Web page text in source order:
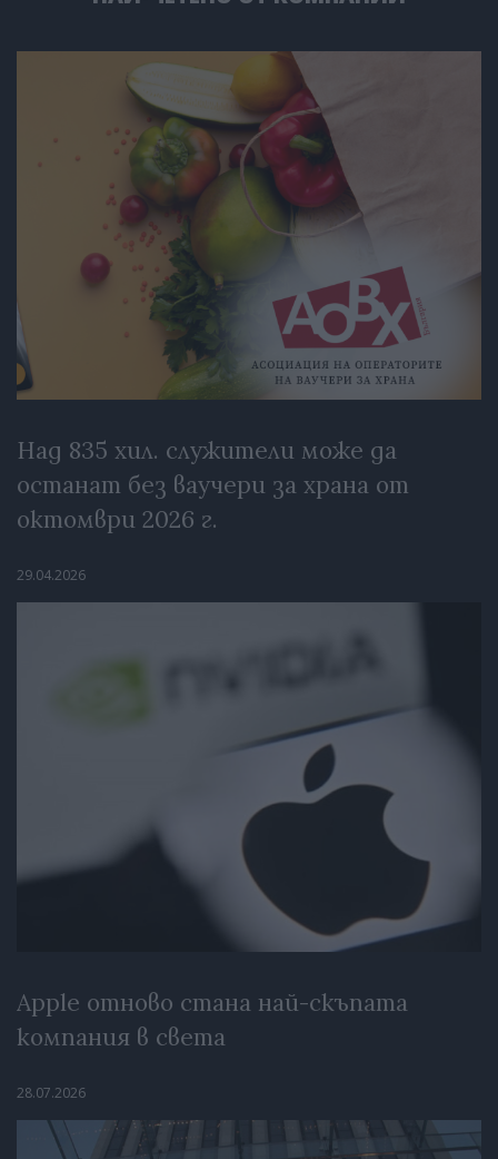
Над 835 хил. служители може да
останат без ваучери за храна от
октомври 2026 г.
29.04.2026
Apple отново стана най-скъпата
компания в света
28.07.2026